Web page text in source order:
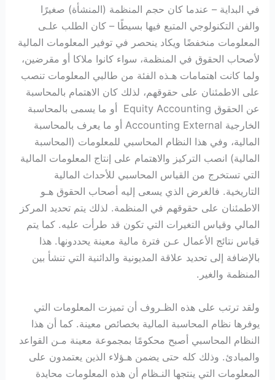
في البداية – عندما كان حجم المنظمة (المنشأة) صغيرًا
والفن التكنولوجي المتبع فيها بسيطًا – كان الطلب علـى
المعلومات منخفضًا ويكاد ينحصر في توفير المعلومات المالية
لأصحاب الحقوق في المنظمة، سواء كانوا ملاكا أو مقرضين،
ولما كانت اهتمامات هـذه الفئة من طالبي المعلومات تنصب
على الاطمئنان على حقوقهم، لذلك كان الاهتمام بالمحاسبة
عن الحقوق Equity Accounting أو ما يسمى بالمحاسبة
الخارجية Accounting External أو ما يعرف بالمحاسبة
المالية، وفي هذا النظام المحاسبي للمعلومات (المحاسبة
المالية) انصب التركيز والاهتمام على إنتاج المعلومات المالية
التي تستخرج من القياس المحاسبي للأحداث المالية
التاريخية. فالغرض الذي يسعى إليه أصحاب الحقوق هـو
الاطمئنان على حقوقهم في المنظمة. لذلك يتم تحديد المركز
المالي وقياس التغيرات التي تكون قد طرأت عليه. كما يتم
قياس نتائج الأعمال عـن فترة مالية معينة يحددونها. هذا
بالإضافة إلى تحديد علاقة المديونية والدائنية التي تنشأ بين
المنظمة والغير.
ولقد ترتب على هذه الظـروف أن تميزت المعلومات التي
يوفرها نظام المحاسبة المالية بخصائص معينة. كما أن هذا
النظام المحاسبي أصبح محكومًا بمجموعة معينة مـن القواعد
والمبادئ. وذلك كله حتى يضمن هـؤلاء الذين يعتمدون على
المعلومات التي ينتجها النـظام أن هذه المعلومات محايدة